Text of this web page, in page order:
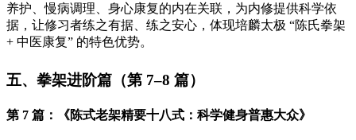
养护、慢病调理、身心康复的内在关联，为内修提供科学依
据，让修习者练之有据、练之安心，体现培麟太极 “陈氏拳架
+ 中医康复” 的特色优势。
五、拳架进阶篇（第 7–8 篇）
第 7 篇：《陈式老架精要十八式：科学健身普惠大众》